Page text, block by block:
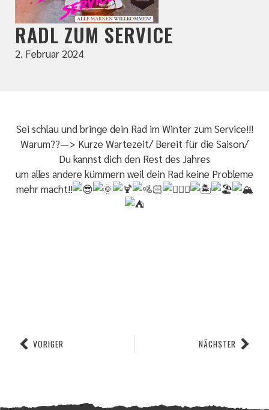
RADL ZUM SERVICE
2. Februar 2024
Sei schlau und bringe dein Rad im Winter zum Service!!!
Warum??—> Kurze Wartezeit/ Bereit für die Saison/
Du kannst dich den Rest des Jahres
um alles andere kümmern weil dein Rad keine Probleme
mehr macht!!
VORIGER NÄCHSTER